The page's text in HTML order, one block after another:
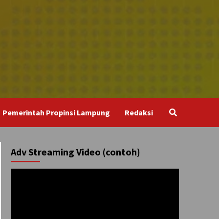
Pemerintah Propinsi Lampung Redaksi
Adv Streaming Video (contoh)